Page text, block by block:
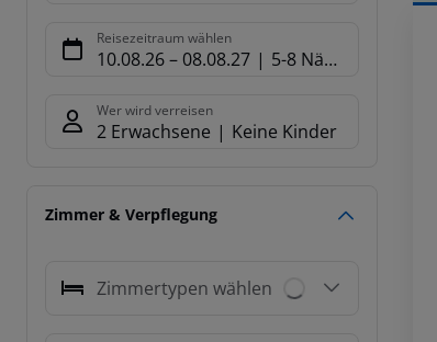
Reisezeitraum wählen
10.08.26– 08.08.27 5-8 Nächte
Wer wird verreisen
2 Erwachsene Keine Kinder
Zimmer & Verpflegung
Zimmertypen wählen